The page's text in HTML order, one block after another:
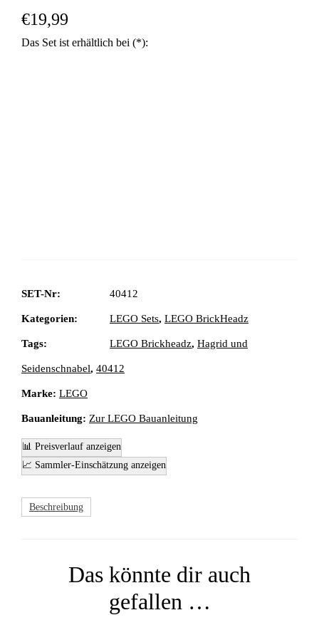
€19,99
SET-Nr: 40412
Kategorien: LEGO Sets, LEGO BrickHeadz
Tags: LEGO Brickheadz, Hagrid und
Seidenschnabel, 40412
Marke: LEGO
Bauanleitung: Zur LEGO Bauanleitung
📊 Preisverlauf anzeigen
📈 Sammler-Einschätzung anzeigen
Beschreibung
Das könnte dir auch
gefallen …